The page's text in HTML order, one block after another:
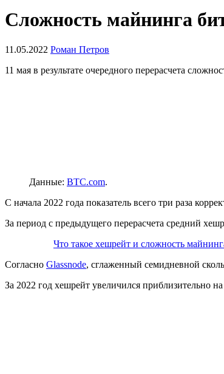
Сложность майнинга
11.05.2022 Роман Петров
11 мая в результате очередного перерасчета
Данные: BTC.com.
С начала 2022 года показатель всего три раза
За период с предыдущего перерасчета средний
Что такое хешрейт и сложность
Согласно Glassnode, сглаженный семидневной
За 2022 год хешрейт увеличился приблизительно